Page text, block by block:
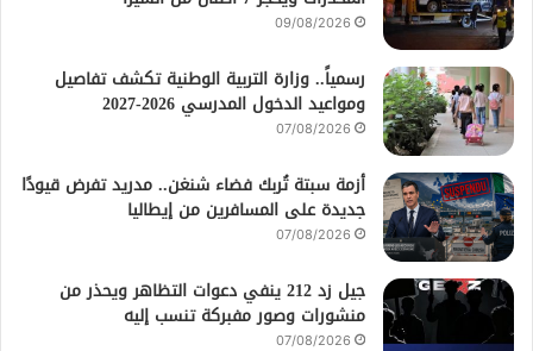
09/08/2026
رسمياً.. وزارة التربية الوطنية تكشف تفاصيل
ومواعيد الدخول المدرسي 2026-2027
07/08/2026
أزمة سبتة تُربك فضاء شنغن.. مدريد تفرض قيودًا
جديدة على المسافرين من إيطاليا
07/08/2026
جيل زد 212 ينفي دعوات التظاهر ويحذر من
منشورات وصور مفبركة تنسب إليه
07/08/2026